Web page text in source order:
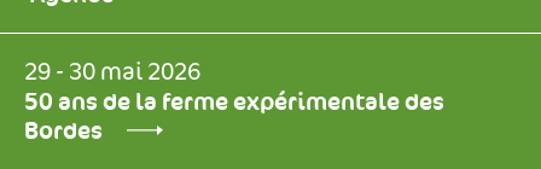
29 - 30 mai 2026
50 ans de la ferme expérimentale des
Bordes